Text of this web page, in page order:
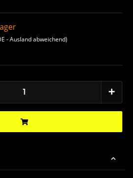
- Ausland abweichend)